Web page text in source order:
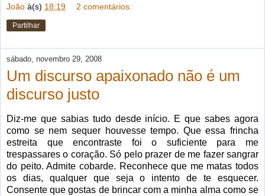
João à(s) 18:19 2 comentários:
Partilhar
sábado, novembro 29, 2008
Um discurso apaixonado não é um
discurso justo
Diz-me que sabias tudo desde início. E que sabes agora
como se nem sequer houvesse tempo. Que essa frincha
estreita que encontraste foi o suficiente para me
trespassares o coração. Só pelo prazer de me fazer sangrar
do peito. Admite cobarde. Reconhece que me matas todos
os dias, qualquer que seja o intento de te esquecer.
Consente que gostas de brincar com a minha alma como se